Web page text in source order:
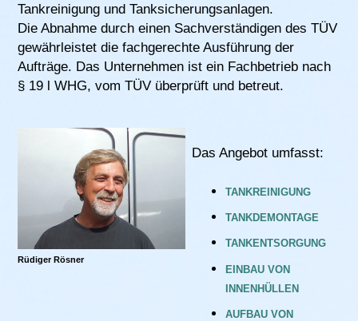
Tankreinigung und Tanksicherungsanlagen.
Die Abnahme durch einen Sachverständigen des TÜV
gewährleistet die fachgerechte Ausführung der
Aufträge. Das Unternehmen ist ein Fachbetrieb nach
§ 19 l WHG, vom TÜV überprüft und betreut.
Rüdiger Rösner
Das Angebot umfasst:
TANKREINIGUNG
TANKDEMONTAGE
TANKENTSORGUNG
EINBAU VON
INNENHÜLLEN
AUFBAU VON